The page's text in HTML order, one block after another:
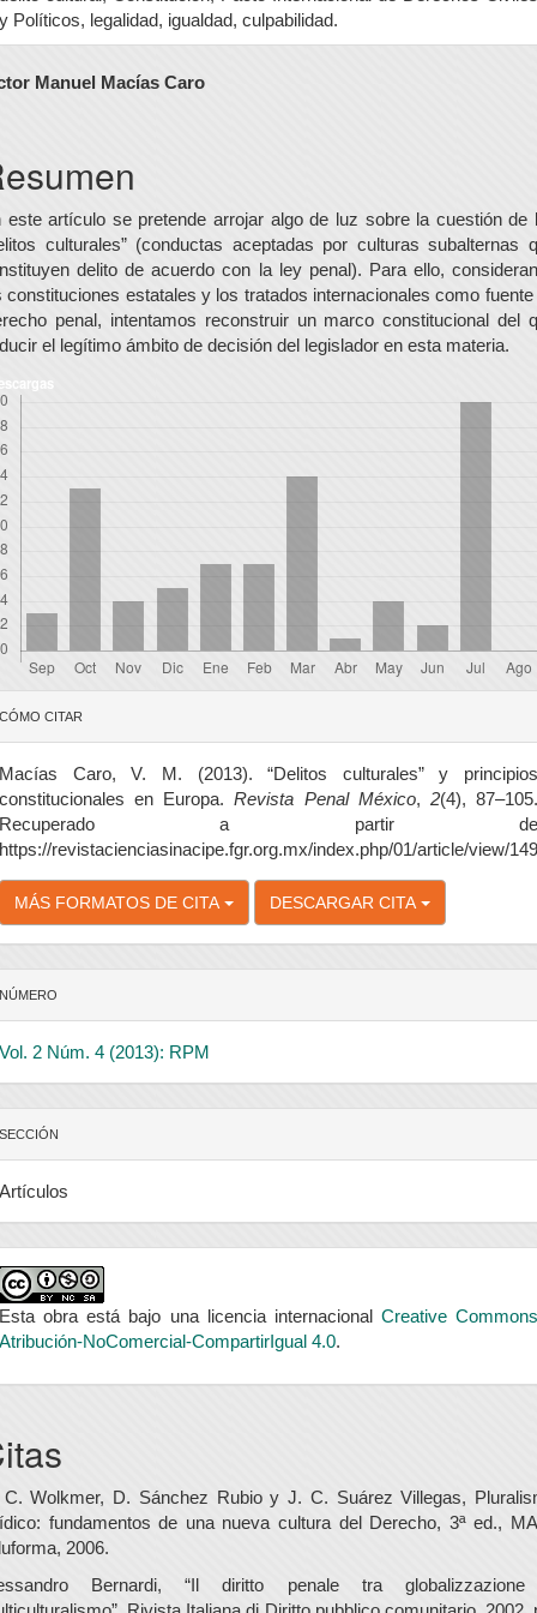
y Políticos, legalidad, igualdad, culpabilidad.
Manuel Macías Caro
este artículo se pretende arrojar algo de luz sobre la cuestión de
culturales” (conductas aceptadas por culturas subalternas
delito de acuerdo con la ley penal). Para ello,
constituciones estatales y los tratados internacionales como fuente
penal, intentamos reconstruir un marco constitucional del
el legítimo ámbito de decisión del legislador en esta materia.
CÓMO CITAR
Macías Caro, V. M. (2013). “Delitos culturales” y principios
constitucionales en Europa.Revista Penal México, 2(4),
Recuperado a partir de
https://revistacienciasinacipe.fgr.org.mx/index.php/01/article/view/149
MÁS FORMATOS DE CITA DESCARGAR CITA
NÚMERO
Vol. 2 Núm. 4 (2013): RPM
SECCIÓN
Artículos
Esta obra está bajo una licencia internacional Creative Commons
Atribución-NoComercial-CompartirIgual 4.0.
Wolkmer, D. Sánchez Rubio y J. C. Suárez Villegas,
fundamentos de una nueva cultura del Derecho, 3ª ed.,
2006.
Bernardi, “Il diritto penale tra